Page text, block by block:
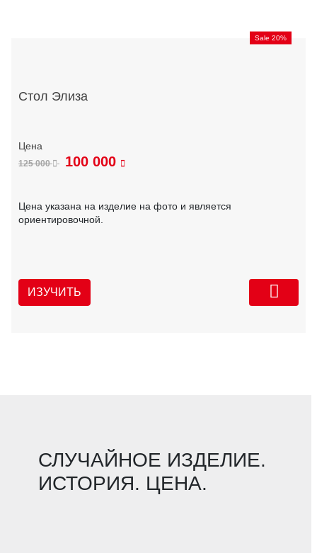
Sale 20%
Стол Элиза
125 000 100 000
Цена указана на изделие на фото и является
ориентировочной.
ИЗУЧИТЬ
СЛУЧАЙНОЕ ИЗДЕЛИЕ.
ИСТОРИЯ. ЦЕНА.